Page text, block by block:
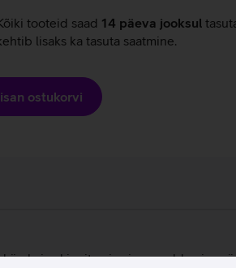
tooteid saad 14 päeva jooksul
lisaks ka tasuta saatmine.
ostukorvi
kinnitamise ja eemaldamise